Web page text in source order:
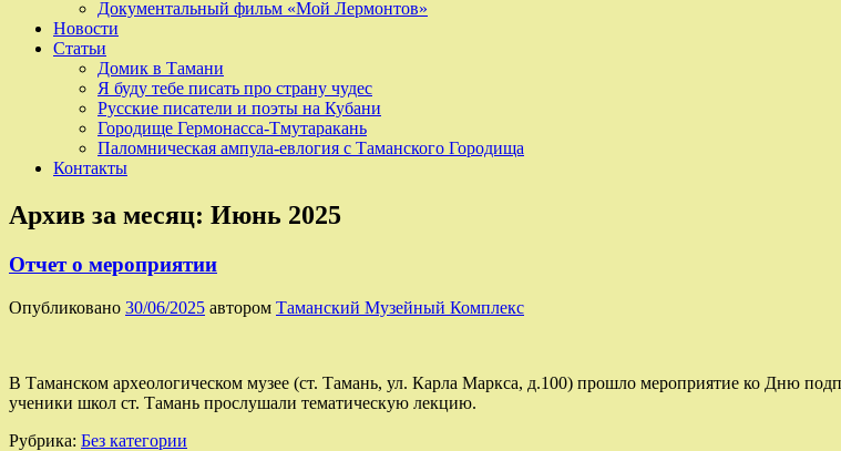
Документальный фильм «Мой Лермонтов»
Новости
Статьи
Домик в Тамани
Я буду тебе писать про страну чудес
Русские писатели и поэты на Кубани
Городище Гермонасса-Тмутаракань
Паломническая ампула-евлогия с Таманского Городища
Контакты
Архив за месяц: Июнь 2025
Отчет о мероприятии
Опубликовано 30/06/2025 автором Таманский Музейный Комплекс
В Таманском археологическом музее (ст. Тамань, ул. Карла Маркса, д.100) прошло мероприятие ко Дню
ученики школ ст. Тамань прослушали тематическую лекцию.
Рубрика: Без категории